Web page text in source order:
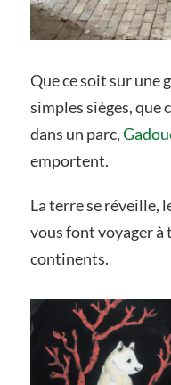
Que ce soit sur une
simples sièges, que
dans un parc,
emportent.
La terre se réveille,
vous font voyager
continents.